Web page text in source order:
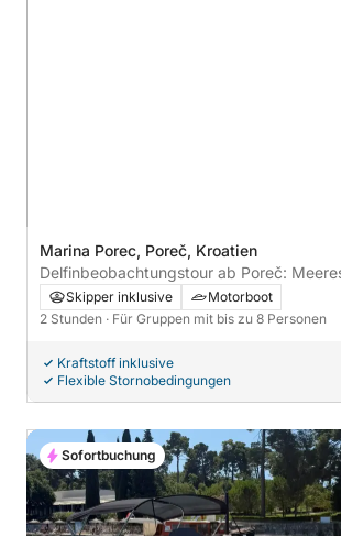
Marina Porec, Poreč, Kroatien
Delfinbeobachtungstour ab Poreč:
Sonnenuntergang mit Getränken, privates
Skipper inklusive
Motorboot
2 Stunden · Für Gruppen mit bis zu 8 Personen
Kraftstoff inklusive
Flexible Stornobedingungen
Sofortbuchung